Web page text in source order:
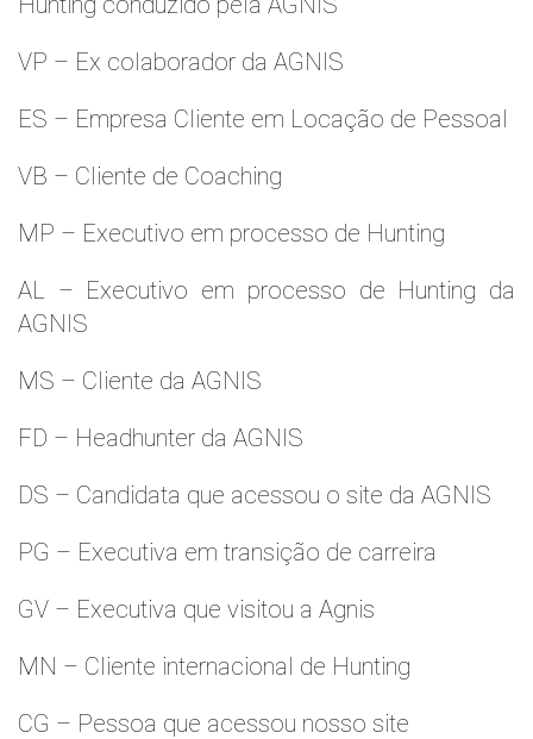
VP – Ex colaborador da AGNIS
ES – Empresa Cliente em Locação de Pessoal
VB – Cliente de Coaching
MP – Executivo em processo de Hunting
AL – Executivo em processo de Hunting da
AGNIS
MS – Cliente da AGNIS
FD – Headhunter da AGNIS
DS – Candidata que acessou o site da AGNIS
PG – Executiva em transição de carreira
GV – Executiva que visitou a Agnis
MN – Cliente internacional de Hunting
CG – Pessoa que acessou nosso site